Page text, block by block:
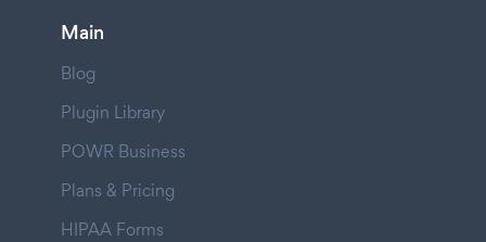
Main
Blog
Plugin Library
POWR Business
Plans & Pricing
HIPAA Forms